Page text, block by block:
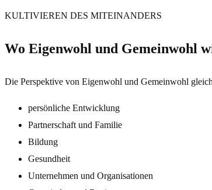
KULTIVIEREN DES MITEINANDERS
Wo Eigenwohl und Gemeinwohl
Die Perspektive von Eigenwohl und Gemeinwohl
persönliche Entwicklung
Partnerschaft und Familie
Bildung
Gesundheit
Unternehmen und Organisationen